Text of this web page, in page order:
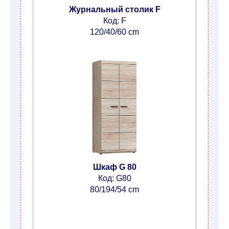
Журнальный столик F
Код: F
120/40/60 cm
Шкаф G 80
Код: G80
80/194/54 cm